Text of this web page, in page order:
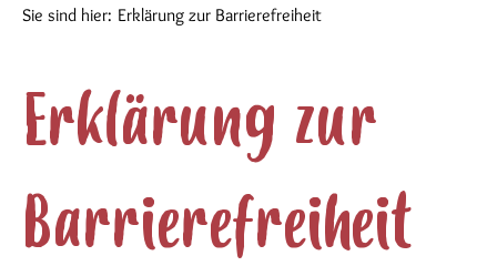
Sie sind hier: Erklärung zur Barrierefreiheit
Erklärung zur
Barrierefreiheit